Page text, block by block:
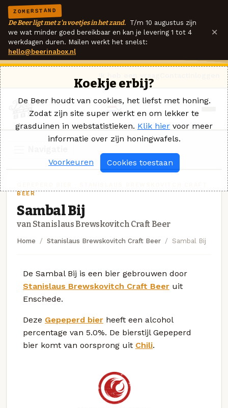
ZOMERSTAND
De Beer ligt met z'n voetjes in het zand. T/m 10 augustus zijn
we wat minder goed bereikbaar en kan je levering 1 tot 4
werkdagen duren. Mailen werkt het snelst:
hello@beerinabox.nl
×
BEER
Sambal Bij
van Stanislaus Brewskovitch Craft Beer
Home Stanislaus Brewskovitch Craft Beer Sambal Bij
De Sambal Bij is een bier gebrouwen door
Stanislaus Brewskovitch Craft Beer uit
Enschede.
Deze Gepeperd bier heeft een alcohol
percentage van 5.0%. De bierstijl Gepeperd
bier komt van oorsprong uit Chili.
Koekje erbij?
De Beer houdt van cookies, het liefst met honing.
Zodat zijn site super werkt en om lekker te
grasduinen in webstatistieken. Klik hier voor meer
informatie over zijn honingwafels.
Voorkeuren Cookies toestaan